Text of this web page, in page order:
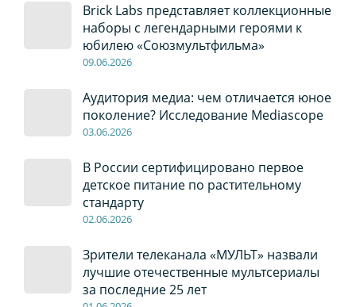
Brick Labs представляет коллекционные
наборы с легендарными героями к
юбилею «Союзмультфильма»
09.06.2026
Аудитория медиа: чем отличается юное
поколение? Исследование Mediascope
03.06.2026
В России сертифицировано первое
детское питание по растительному
стандарту
02.06.2026
Зрители телеканала «МУЛЬТ» назвали
лучшие отечественные мультсериалы
за последние 25 лет